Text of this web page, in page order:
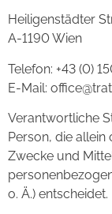
Heiligenstädter
A-1190 Wien
Telefon: +43 (0)
E-Mail:
Verantwortliche
Person, die
Zwecke und
o. Ä.) entscheidet.